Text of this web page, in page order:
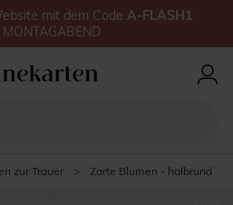
zur Trauer > Zarte Blumen - halbrund
mit dem Code A-FLASH1